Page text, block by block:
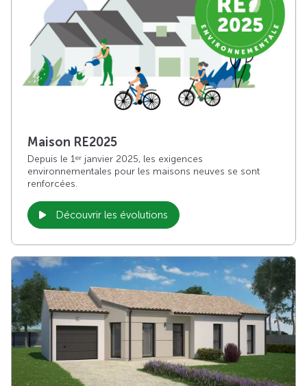
Maison RE2025
Depuis le 1er janvier 2025, les exigences
environnementales pour les maisons neuves se sont
renforcées.
Découvrir les évolutions